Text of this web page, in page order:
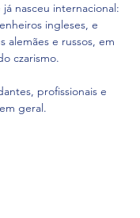
nasceu internacional:
ingleses, e
alemães e russos, em
czarismo.
profissionais e
geral.